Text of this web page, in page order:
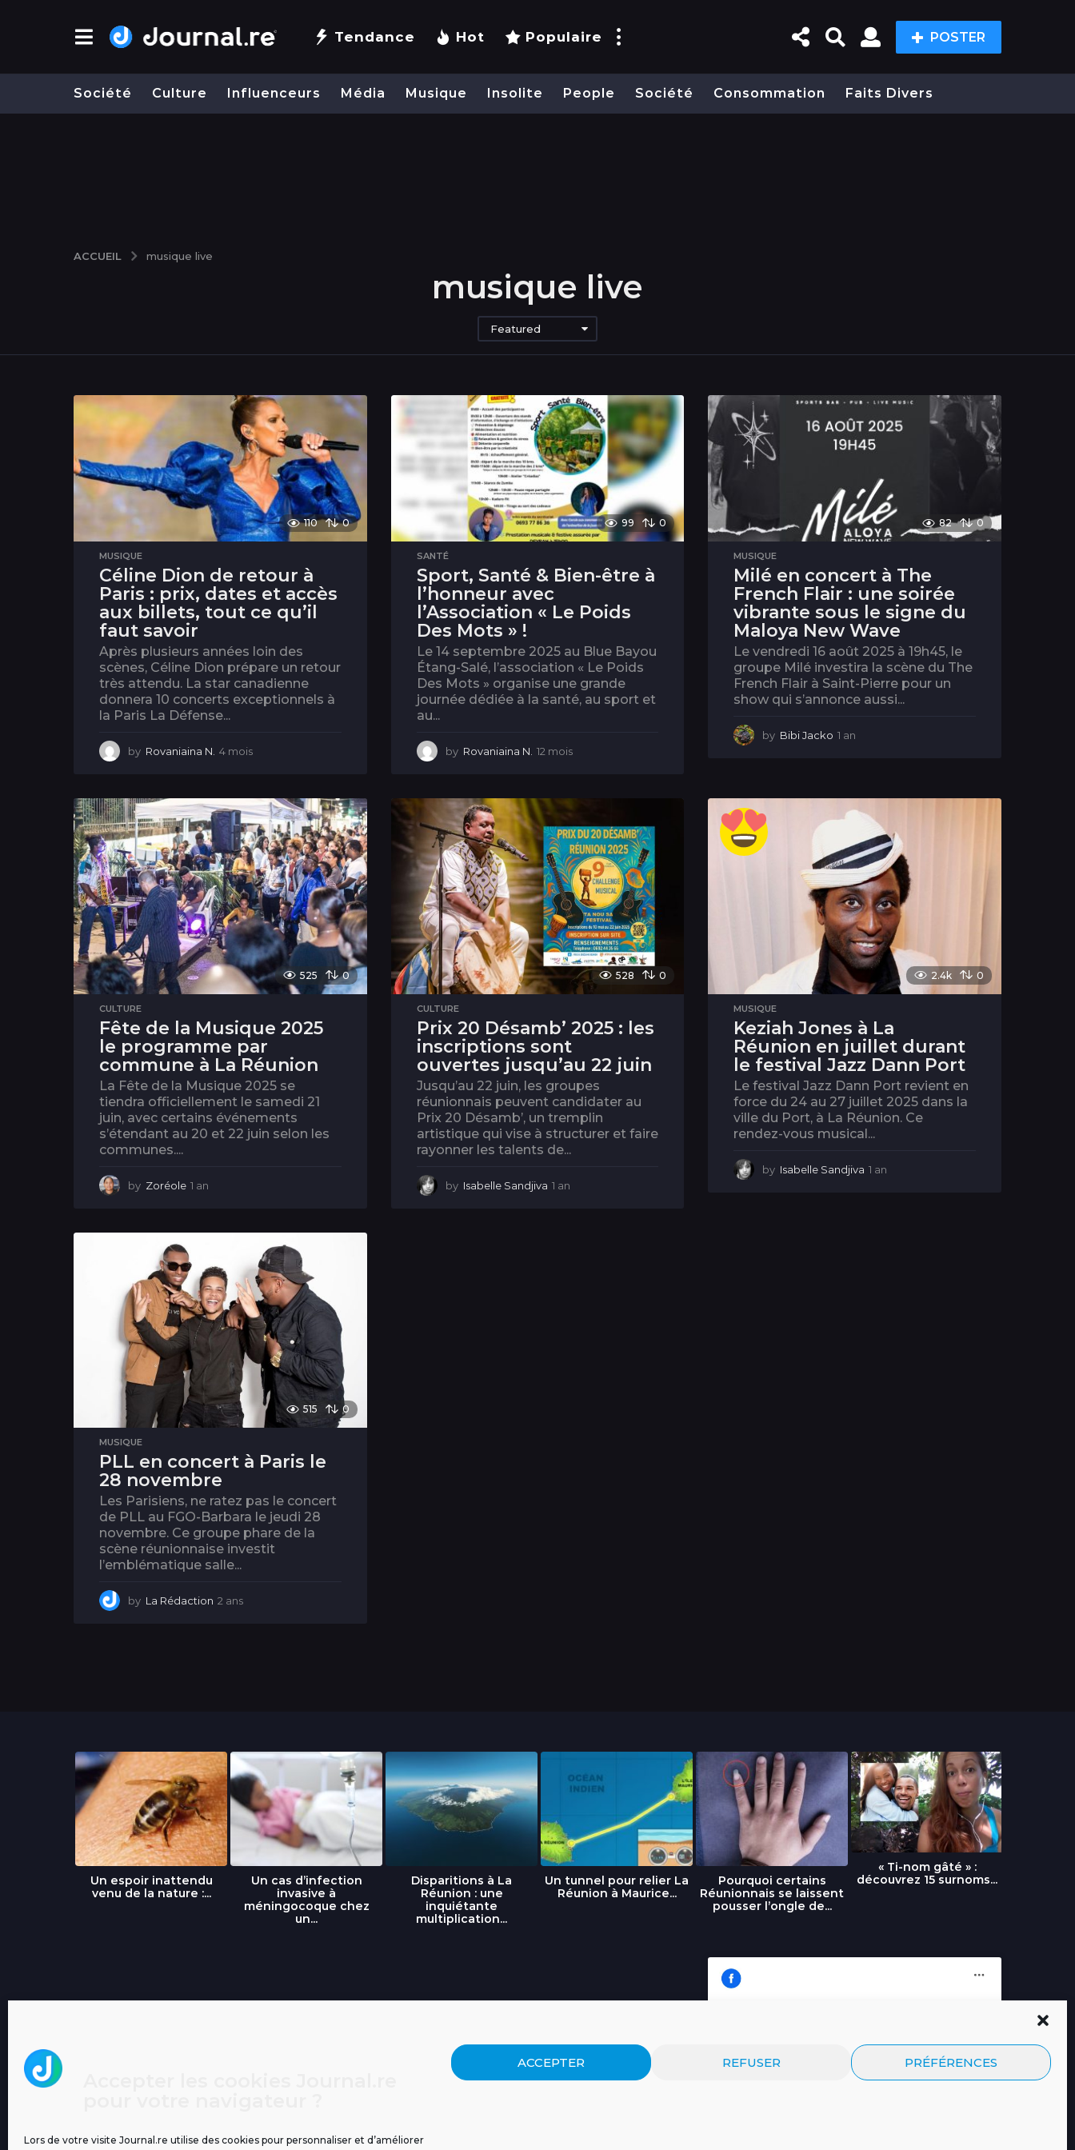
Lors de votre visite Journal.re utilise des cookies pour personnaliser et d’améliorer
ACCEPTER REFUSER PRÉFÉRENCES
Tendance Hot Populaire POSTER
Société Culture Influenceurs Média Musique Insolite People Société Consommation Faits Divers
ACCUEIL musique live
musique live
Featured
110 0
MUSIQUE
Céline Dion de retour à
Paris : prix, dates et accès
aux billets, tout ce qu’il
faut savoir
Après plusieurs années loin des
scènes, Céline Dion prépare un retour
très attendu. La star canadienne
donnera 10 concerts exceptionnels à
la Paris La Défense...
by Rovaniaina N. 4 mois
i
s
99 0
SANTÉ
Sport, Santé & Bien-être à
l’honneur avec
l’Association « Le Poids
Des Mots » !
Le 14 septembre 2025 au Blue Bayou
Étang-Salé, l’association « Le Poids
Des Mots » organise une grande
journée dédiée à la santé, au sport et
au...
by Rovaniaina N. 12 mois1
o
s
82 0
MUSIQUE
Milé en concert à The
French Flair : une soirée
vibrante sous le signe du
Maloya New Wave
Le vendredi 16 août 2025 à 19h45, le
groupe Milé investira la scène du The
French Flair à Saint-Pierre pour un
show qui s’annonce aussi...
by Bibi Jacko 1 an
525 0
CULTURE
Fête de la Musique 2025
le programme par
commune à La Réunion
La Fête de la Musique 2025 se
tiendra officiellement le samedi 21
juin, avec certains événements
s’étendant au 20 et 22 juin selon les
communes....
by Zoréole 1 an
528 0
CULTURE
Prix 20 Désamb’ 2025 : les
inscriptions sont
ouvertes jusqu’au 22 juin
Jusqu’au 22 juin, les groupes
réunionnais peuvent candidater au
Prix 20 Désamb’, un tremplin
artistique qui vise à structurer et faire
rayonner les talents de...
by Isabelle Sandjiva 1 an
2.4k 0
MUSIQUE
Keziah Jones à La
Réunion en juillet durant
le festival Jazz Dann Port
Le festival Jazz Dann Port revient en
force du 24 au 27 juillet 2025 dans la
ville du Port, à La Réunion. Ce
rendez-vous musical...
by Isabelle Sandjiva 1 an
515 0
MUSIQUE
PLL en concert à Paris le
28 novembre
Les Parisiens, ne ratez pas le concert
de PLL au FGO-Barbara le jeudi 28
novembre. Ce groupe phare de la
scène réunionnaise investit
l’emblématique salle...
by La Rédaction 2 ans
Un espoir inattendu
venu de la nature :...
Un cas d’infection
invasive à
méningocoque chez
un...
Disparitions à La
Réunion : une
inquiétante
multiplication...
Un tunnel pour relier La
Réunion à Maurice...
Pourquoi certains
Réunionnais se laissent
pousser l’ongle de...
« Ti-nom gâté » :
découvrez 15 surnoms...
Journal.re
Cliquez pour accepter les cookies
marketing et activer ce contenu